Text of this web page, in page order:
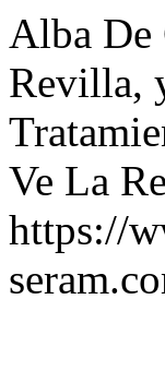
Alba De
Revilla,
Ve La
https://